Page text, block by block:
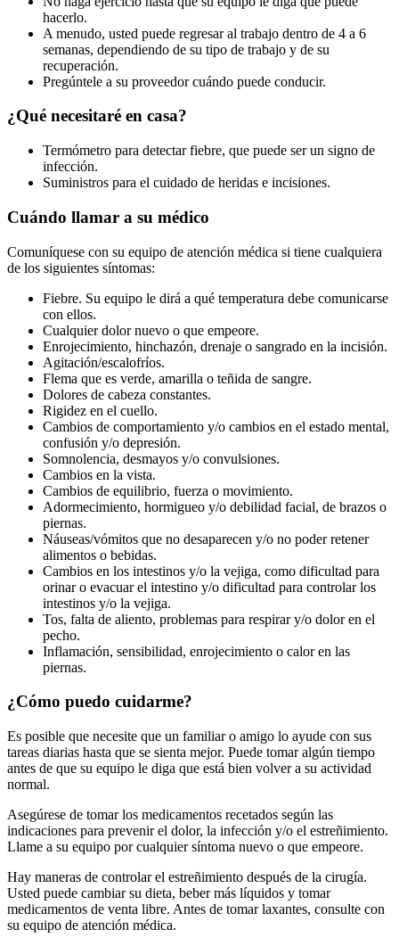
hacerlo.
A menudo, usted puede regresar al trabajo dentro de 4 a 6
semanas, dependiendo de su tipo de trabajo y de su
recuperación.
Pregúntele a su proveedor cuándo puede conducir.
¿Qué necesitaré en casa?
Termómetro para detectar fiebre, que puede ser un signo de
infección.
Suministros para el cuidado de heridas e incisiones.
Cuándo llamar a su médico
Comuníquese con su equipo de atención médica si tiene cualquiera
de los siguientes síntomas:
Fiebre. Su equipo le dirá a qué temperatura debe comunicarse
con ellos.
Cualquier dolor nuevo o que empeore.
Enrojecimiento, hinchazón, drenaje o sangrado en la incisión.
Agitación/escalofríos.
Flema que es verde, amarilla o teñida de sangre.
Dolores de cabeza constantes.
Rigidez en el cuello.
Cambios de comportamiento y/o cambios en el estado mental,
confusión y/o depresión.
Somnolencia, desmayos y/o convulsiones.
Cambios en la vista.
Cambios de equilibrio, fuerza o movimiento.
Adormecimiento, hormigueo y/o debilidad facial, de brazos o
piernas.
Náuseas/vómitos que no desaparecen y/o no poder retener
alimentos o bebidas.
Cambios en los intestinos y/o la vejiga, como dificultad para
orinar o evacuar el intestino y/o dificultad para controlar los
intestinos y/o la vejiga.
Tos, falta de aliento, problemas para respirar y/o dolor en el
pecho.
Inflamación, sensibilidad, enrojecimiento o calor en las
piernas.
¿Cómo puedo cuidarme?
Es posible que necesite que un familiar o amigo lo ayude con sus
tareas diarias hasta que se sienta mejor. Puede tomar algún tiempo
antes de que su equipo le diga que está bien volver a su actividad
normal.
Asegúrese de tomar los medicamentos recetados según las
indicaciones para prevenir el dolor, la infección y/o el estreñimiento.
Llame a su equipo por cualquier síntoma nuevo o que empeore.
Hay maneras de controlar el estreñimiento después de la cirugía.
Usted puede cambiar su dieta, beber más líquidos y tomar
medicamentos de venta libre. Antes de tomar laxantes, consulte con
su equipo de atención médica.